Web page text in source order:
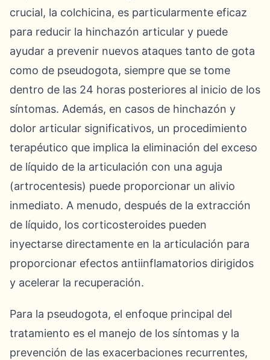
crucial, la colchicina, es particularmente eficaz
para reducir la hinchazón articular y puede
ayudar a prevenir nuevos ataques tanto de gota
como de pseudogota, siempre que se tome
dentro de las 24 horas posteriores al inicio de los
síntomas. Además, en casos de hinchazón y
dolor articular significativos, un procedimiento
terapéutico que implica la eliminación del exceso
de líquido de la articulación con una aguja
(artrocentesis) puede proporcionar un alivio
inmediato. A menudo, después de la extracción
de líquido, los corticosteroides pueden
inyectarse directamente en la articulación para
proporcionar efectos antiinflamatorios dirigidos
y acelerar la recuperación.
Para la pseudogota, el enfoque principal del
tratamiento es el manejo de los síntomas y la
prevención de las exacerbaciones recurrentes,